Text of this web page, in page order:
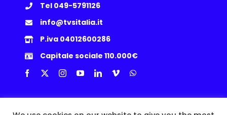
Tel 049-5791126
info@tvsitalia.it
P.iva 04012600286
Capitale sociale 110.000€